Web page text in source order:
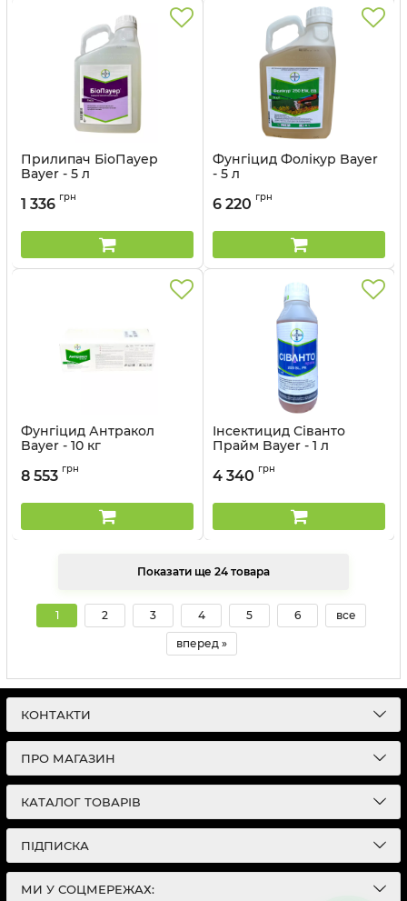
Прилипач БіоПауер
Bayer - 5 л
1 336 грн
Фунгіцид Фолікур Bayer
- 5 л
6 220 грн
Фунгіцид Антракол
Bayer - 10 кг
8 553 грн
Інсектицид Сіванто
Прайм Bayer - 1 л
4 340 грн
Показати ще 24 товара
1 2 3 4 5 6 все
вперед »
КОНТАКТИ
ПРО МАГАЗИН
КАТАЛОГ ТОВАРІВ
ПІДПИСКА
МИ У СОЦМЕРЕЖАХ: